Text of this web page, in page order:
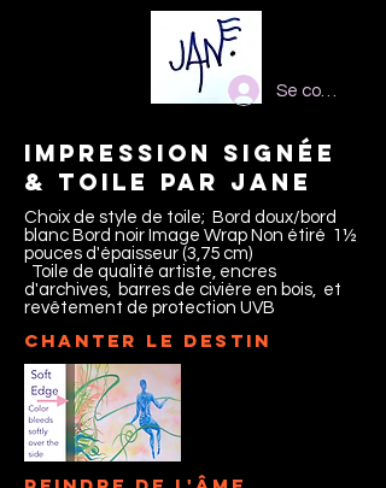
Se connecter
Impression signée
& toile par jane
Choix de style de toile; Bord doux/bord
blanc Bord noir Image Wrap Non étiré 1½
pouces d'épaisseur (3,75 cm)
Toile de qualité artiste, encres
d'archives, barres de civière en bois, et
revêtement de protection UVB
Chanter le destin